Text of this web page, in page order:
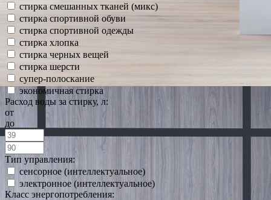
стирка смешанных тканей (микс)
стирка спортивной обуви
стирка спортивной одежды
стирка хлопка
стирка черных вещей
стирка шерсти
супер-полоскание
экономичная стирка
Расход воды за стирку, л:
от
до
Тип управления:
сенсорное (интеллектуальное)
электронное (интеллектуальное)
Класс энергопотребления: